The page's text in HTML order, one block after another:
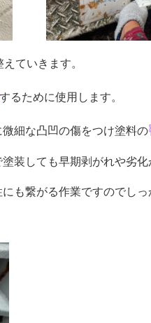
ていきます。
するために使用します。
細な凸凹の傷をつけ塗料の
装しても早期剥がれや劣化
も繋がる作業ですのでしっ